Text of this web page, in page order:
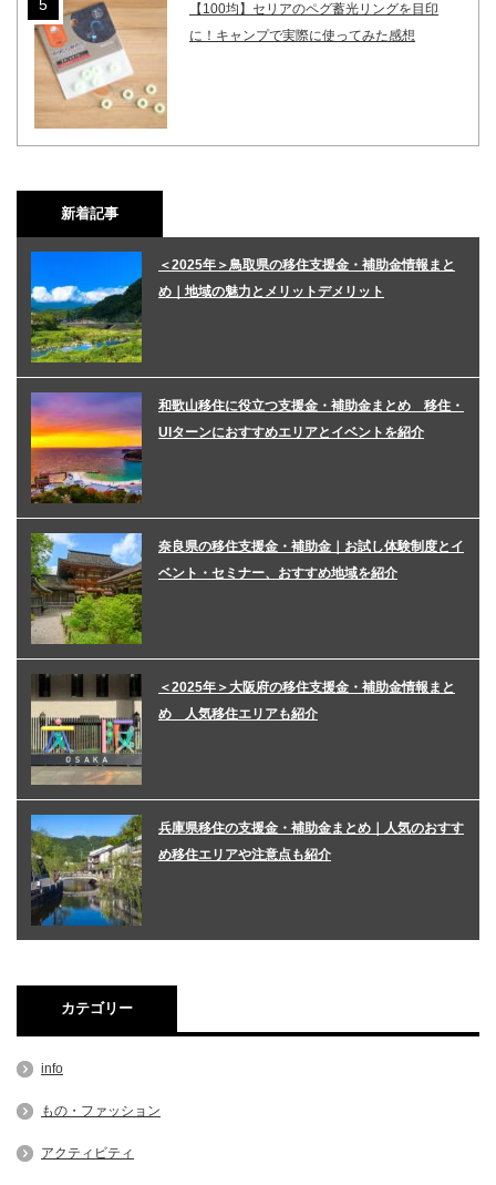
【100均】セリアのペグ蓄光リングを目印
に！キャンプで実際に使ってみた感想
新着記事
＜2025年＞鳥取県の移住支援金・補助金情報まと
め｜地域の魅力とメリットデメリット
和歌山移住に役立つ支援金・補助金まとめ 移住・
UIターンにおすすめエリアとイベントを紹介
奈良県の移住支援金・補助金｜お試し体験制度とイ
ベント・セミナー、おすすめ地域を紹介
＜2025年＞大阪府の移住支援金・補助金情報まと
め 人気移住エリアも紹介
兵庫県移住の支援金・補助金まとめ｜人気のおすす
め移住エリアや注意点も紹介
カテゴリー
info
もの・ファッション
アクティビティ